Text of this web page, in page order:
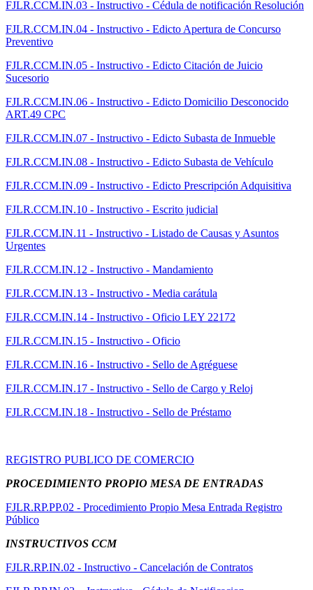
FJLR.CCM.IN.03 - Instructivo - Cédula de notificación Resolución
FJLR.CCM.IN.04 - Instructivo - Edicto Apertura de Concurso
Preventivo
FJLR.CCM.IN.05 - Instructivo - Edicto Citación de Juicio
Sucesorio
FJLR.CCM.IN.06 - Instructivo - Edicto Domicilio Desconocido
ART.49 CPC
FJLR.CCM.IN.07 - Instructivo - Edicto Subasta de Inmueble
FJLR.CCM.IN.08 - Instructivo - Edicto Subasta de Vehículo
FJLR.CCM.IN.09 - Instructivo - Edicto Prescripción Adquisitiva
FJLR.CCM.IN.10 - Instructivo - Escrito judicial
FJLR.CCM.IN.11 - Instructivo - Listado de Causas y Asuntos
Urgentes
FJLR.CCM.IN.12 - Instructivo - Mandamiento
FJLR.CCM.IN.13 - Instructivo - Media carátula
FJLR.CCM.IN.14 - Instructivo - Oficio LEY 22172
FJLR.CCM.IN.15 - Instructivo - Oficio
FJLR.CCM.IN.16 - Instructivo - Sello de Agréguese
FJLR.CCM.IN.17 - Instructivo - Sello de Cargo y Reloj
FJLR.CCM.IN.18 - Instructivo - Sello de Préstamo
REGISTRO PUBLICO DE COMERCIO
PROCEDIMIENTO PROPIO MESA DE ENTRADAS
FJLR.RP.PP.02 - Procedimiento Propio Mesa Entrada Registro
Público
INSTRUCTIVOS CCM
FJLR.RP.IN.02 - Instructivo - Cancelación de Contratos